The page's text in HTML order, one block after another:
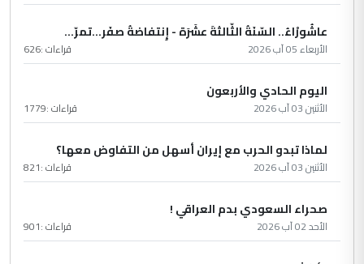
عاشُورْاءُ.. السّنَةُ الثّالثةَ عشَرَة - إِنتفاضةُ صفَر…تمرّ...
الأربعاء 05 آب 2026 قراءات :626
اليوم الحادي والأربعون
الأثنين 03 آب 2026 قراءات :1779
لماذا تبدو الحرب مع إيران أسهل من التفاوض معها؟
الأثنين 03 آب 2026 قراءات :821
صحراء السعودي بدم العراقي !
الأحد 02 آب 2026 قراءات :901